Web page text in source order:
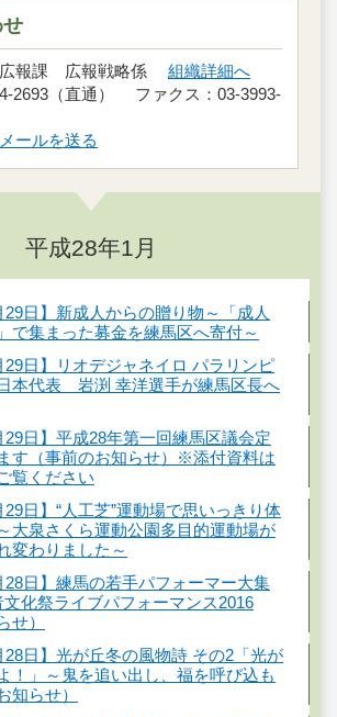
報課 広報戦略係 組織詳細へ
2693（直通） ファクス：03-3993-
ールを送る
平成28年1月
29日】新成人からの贈り物～「成人
で集まった募金を練馬区へ寄付～
29日】リオデジャネイロ パラリンピ
代表 岩渕 幸洋選手が練馬区長へ
29日】平成28年第一回練馬区議会定
す（事前のお知らせ）※添付資料は
覧ください
29日】“人工芝”運動場で思いっきり体
大泉さくら運動公園多目的運動場が
変わりました～
28日】練馬の若手パフォーマー大集
化祭ライブパフォーマンス2016
せ）
28日】光が丘冬の風物詩 その2「光が
！」～鬼を追い出し、福を呼び込も
知らせ）